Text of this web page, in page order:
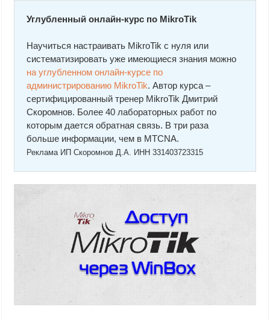
Углубленный онлайн-курс по MikroTik
Научиться настраивать MikroTik с нуля или
систематизировать уже имеющиеся знания можно
на углубленном онлайн-курcе по
администрированию MikroTik. Автор курcа –
сертифицированный тренер MikroTik Дмитрий
Скоромнов. Более 40 лабораторных работ по
которым дается обратная связь. В три раза
больше информации, чем в MTCNA.
Реклама ИП Скоромнов Д.А. ИНН 331403723315